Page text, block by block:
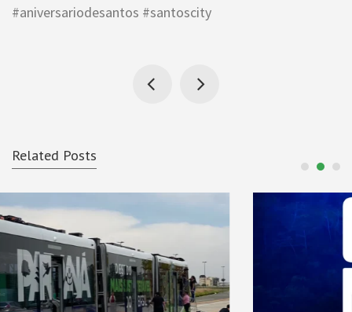
#aniversariodesantos #santoscity
Related Posts